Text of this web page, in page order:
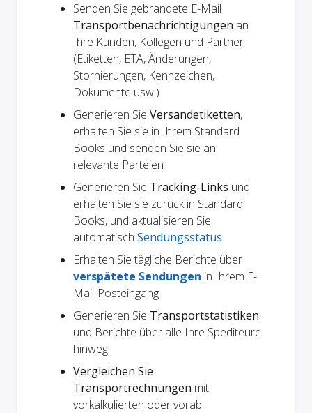
Senden Sie gebrandete E-Mail
Transportbenachrichtigungen an
Ihre Kunden, Kollegen und Partner
(Etiketten, ETA, Änderungen,
Stornierungen, Kennzeichen,
Dokumente usw.)
Generieren Sie Versandetiketten,
erhalten Sie sie in Ihrem Standard
Books und senden Sie sie an
relevante Parteien
Generieren Sie Tracking-Links und
erhalten Sie sie zurück in Standard
Books, und aktualisieren Sie
automatisch Sendungsstatus
Erhalten Sie tägliche Berichte über
verspätete Sendungen in Ihrem E-
Mail-Posteingang
Generieren Sie Transportstatistiken
und Berichte über alle Ihre Spediteure
hinweg
Vergleichen Sie
Transportrechnungen mit
vorkalkulierten oder vorab